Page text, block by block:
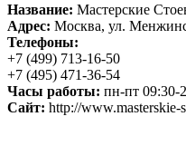
Название: Мастерские
Адрес: Москва, ул.
Телефоны:
+7 (499) 713-16-50
+7 (495) 471-36-54
Часы работы: пн-пт 09:30-
Сайт: http://www.masterskie-